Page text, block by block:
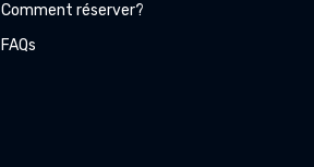
Comment réserver?
FAQs